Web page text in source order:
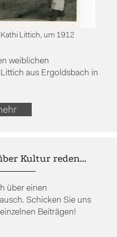
Littich, um 1912
weiblichen
aus Ergoldsbach in
Kultur reden…
über einen
Schicken Sie uns
Beiträgen!